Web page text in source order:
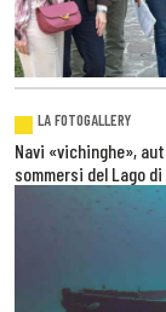
LA FOTOGALLERY
Navi «vichinghe»,
sommersi del Lago di